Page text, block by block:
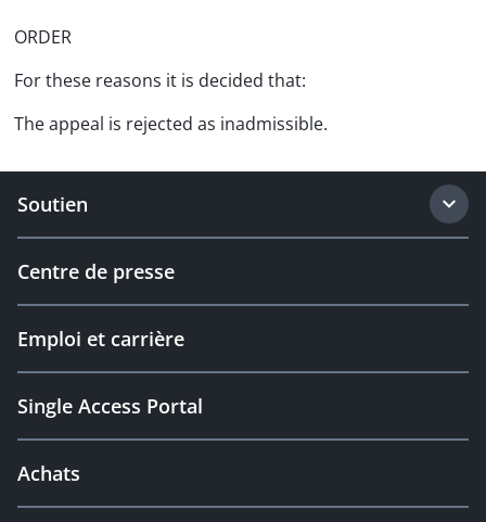
ORDER
For these reasons it is decided that:
The appeal is rejected as inadmissible.
Soutien
Centre de presse
Emploi et carrière
Single Access Portal
Achats